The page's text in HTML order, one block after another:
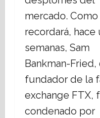
mercado. Como
recordará, hace
semanas, Sam
Bankman-Fried,
fundador de la
exchange FTX,
condenado por